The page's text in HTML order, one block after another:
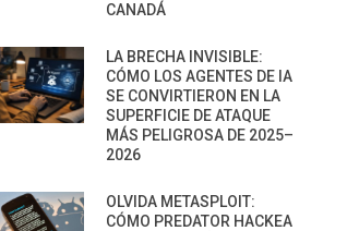
CANADÁ
LA BRECHA INVISIBLE:
CÓMO LOS AGENTES DE IA
SE CONVIRTIERON EN LA
SUPERFICIE DE ATAQUE
MÁS PELIGROSA DE 2025–
2026
OLVIDA METASPLOIT:
CÓMO PREDATOR HACKEA